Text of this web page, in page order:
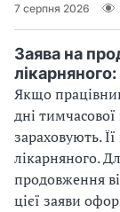
7 серпня 2026
Заява на
Якщо
дні
зараховують.
лікарняного.
продовження
цієї заяви